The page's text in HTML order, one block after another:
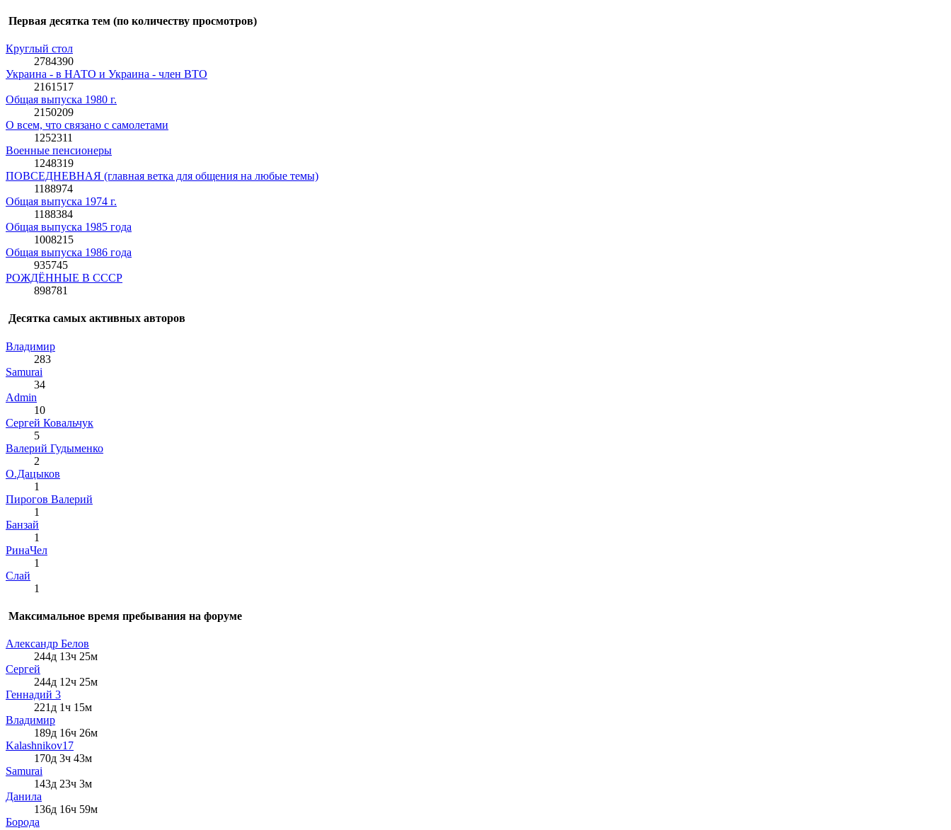
Первая десятка тем (по количеству просмотров)
Круглый стол
2784390
Украина - в НАТО и Украина - член ВТО
2161517
Общая выпуска 1980 г.
2150209
О всем, что связано с самолетами
1252311
Военные пенсионеры
1248319
ПОВСЕДНЕВНАЯ (главная ветка для общения на любые темы)
1188974
Общая выпуска 1974 г.
1188384
Общая выпуска 1985 года
1008215
Общая выпуска 1986 года
935745
РОЖДЁННЫЕ В СССР
898781
Десятка самых активных авторов
Влaдимир
283
Samurai
34
Admin
10
Сергей Ковальчук
5
Валерий Гудыменко
2
О.Дацыков
1
Пирогов Валерий
1
Банзай
1
РинаЧел
1
Слай
1
Максимальное время пребывания на форуме
Александр Белов
244д 13ч 25м
Сергей
244д 12ч 25м
Геннадий 3
221д 1ч 15м
Влaдимир
189д 16ч 26м
Kalashnikov17
170д 3ч 43м
Samurai
143д 23ч 3м
Данила
136д 16ч 59м
Борода